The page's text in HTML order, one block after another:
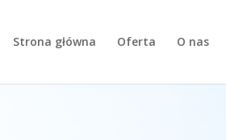
Strona główna Oferta O nas